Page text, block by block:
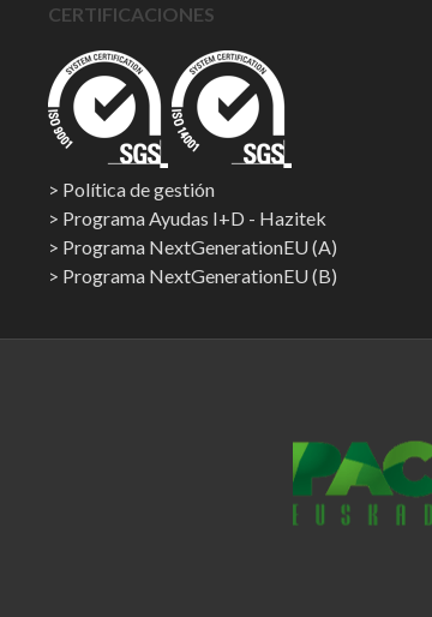
CERTIFICACIONES
Política de gestión
Programa Ayudas I+D - Hazitek
Programa NextGenerationEU (A)
Programa NextGenerationEU (B)